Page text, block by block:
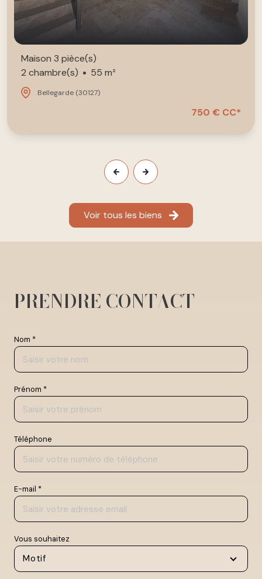
Maison 3 pièce(s)
2 chambre(s)
55 m²
Bellegarde (30127)
750 € CC*
Voir tous les biens
PRENDRE CONTACT
Nom *
Prénom *
Téléphone
E-mail *
Vous souhaitez
Motif